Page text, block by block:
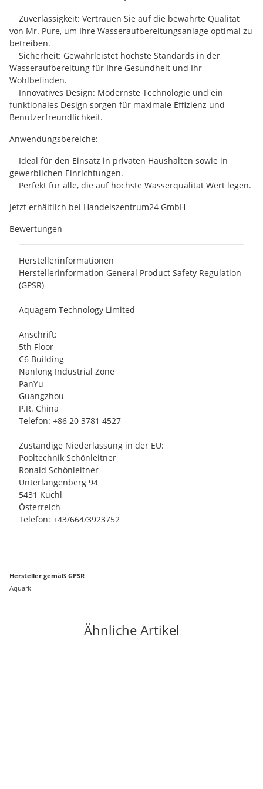
Zuverlässigkeit: Vertrauen Sie auf die bewährte Qualität
von Mr. Pure, um Ihre Wasseraufbereitungsanlage optimal zu
betreiben.
Sicherheit: Gewährleistet höchste Standards in der
Wasseraufbereitung für Ihre Gesundheit und Ihr
Wohlbefinden.
Innovatives Design: Modernste Technologie und ein
funktionales Design sorgen für maximale Effizienz und
Benutzerfreundlichkeit.
Anwendungsbereiche:
Ideal für den Einsatz in privaten Haushalten sowie in
gewerblichen Einrichtungen.
Perfekt für alle, die auf höchste Wasserqualität Wert legen.
Jetzt erhältlich bei Handelszentrum24 GmbH
Bewertungen
Herstellerinformationen
Herstellerinformation General Product Safety Regulation
(GPSR)
Aquagem Technology Limited
Anschrift:
5th Floor
C6 Building
Nanlong Industrial Zone
PanYu
Guangzhou
P.R. China
Telefon: +86 20 3781 4527
Zuständige Niederlassung in der EU:
Pooltechnik Schönleitner
Ronald Schönleitner
Unterlangenberg 94
5431 Kuchl
Österreich
Telefon: +43/664/3923752
Hersteller gemäß GPSR
Aquark
Ähnliche Artikel